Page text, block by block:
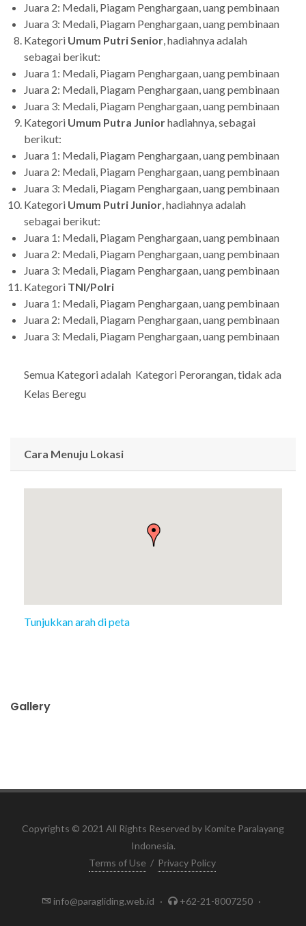
Juara 2: Medali, Piagam Penghargaan, uang pembinaan
Juara 3: Medali, Piagam Penghargaan, uang pembinaan
Kategori Umum Putri Senior, hadiahnya adalah
sebagai berikut:
Juara 1: Medali, Piagam Penghargaan, uang pembinaan
Juara 2: Medali, Piagam Penghargaan, uang pembinaan
Juara 3: Medali, Piagam Penghargaan, uang pembinaan
Kategori Umum Putra Juniorhadiahnya, sebagai
berikut:
Juara 1: Medali, Piagam Penghargaan, uang pembinaan
Juara 2: Medali, Piagam Penghargaan, uang pembinaan
Juara 3: Medali, Piagam Penghargaan, uang pembinaan
Kategori Umum Putri Junior, hadiahnya adalah
sebagai berikut:
Juara 1: Medali, Piagam Penghargaan, uang pembinaan
Juara 2: Medali, Piagam Penghargaan, uang pembinaan
Juara 3: Medali, Piagam Penghargaan, uang pembinaan
Kategori TNI/Polri
Juara 1: Medali, Piagam Penghargaan, uang pembinaan
Juara 2: Medali, Piagam Penghargaan, uang pembinaan
Juara 3: Medali, Piagam Penghargaan, uang pembinaan
Semua Kategori adalah Kategori Perorangan, tidak ada
Kelas Beregu
Cara Menuju Lokasi
Tunjukkan arah di peta
Gallery
Copyrights © 2021 All Rights Reserved by Komite Paralayang
Indonesia.
Terms of Use / Privacy Policy
info@paragliding.web.id · +62-21-8007250 ·